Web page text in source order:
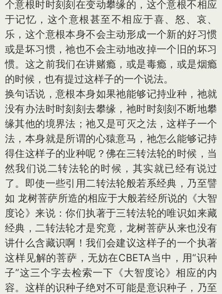
个意根时时刻刻在变动攀缘的，这个意根不相应
于记忆，这个意根甚至不相应于喜、怒、哀、
乐，这个意根本身不会主动形成一个新的好习惯
或是坏习惯，祂也不会主动地改掉一个旧的坏习
惯。这之前我们在讲赌瘾，或是毒瘾，或是烟瘾
的时候，也有提过这样子的一个说法。
换句话说，意根本身如果祂能够记持业种，祂就
没有办法时时刻刻去攀缘，祂时时刻刻不断地攀
缘其他的境界法；祂又是可灭之法，这样子一个
法，本身就是所谓的心猿意马，祂怎么能够记持
得住这样子的业种呢？佛在三转法轮的时候，当
然我们说二转法轮的时候，其实就已经有说过
了。即使一些引用二转法轮般若系经典，乃至譬
如 龙树菩萨所造的相应于大般若经所说的《大智
度论》来说：你们执著于三转法轮的唯识如来藏
经典，二转法轮才是究竟，龙树菩萨从来也没有
讲什么含藏识啊！我们会建议这样子的一个执著
这样见解的菩萨，无妨在CBETA当中，用“识种
子”这三个字去检索一下《大智度论》相应的内
容。这样的识种子绝对不可能是意识种子，乃至